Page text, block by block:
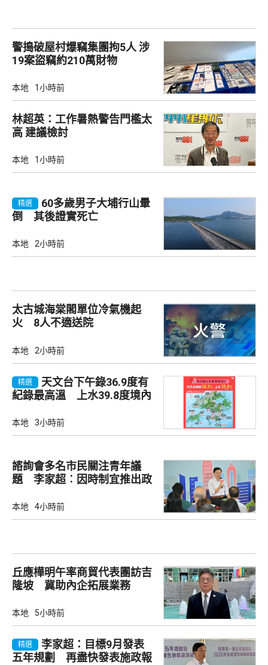
警搗破屋村爆竊集團拘5人 涉
19案盜竊約210萬財物
本地 1小時前
林超英：工作暑熱警告門檻太
高 建議檢討
本地 1小時前
精選
60多歲男子大埔行山暈
倒 其後證實死亡
本地 2小時前
太古城海棠閣單位冷氣機起
火 8人不適送院
本地 2小時前
精選
天文台下午錄36.9度有
紀錄最高溫 上水39.8度境內
本地 3小時前
諮詢會多名市民關注青年議
題 李家超︰因時制宜推出政
本地 4小時前
丘應樺明午率商貿代表團訪吉
隆坡 冀助內企拓展業務
本地 5小時前
精選
李家超：目標9月發表
五年規劃 再盡快發表施政報